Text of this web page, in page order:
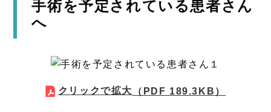
手術を予定されている患者さん
へ
クリックで拡大 （PDF 189.3KB）